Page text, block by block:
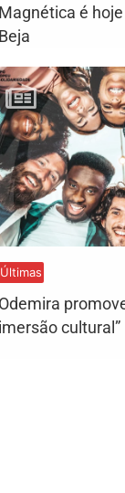
Magnética é
Beja
Últimas
Odemira
imersão cultural”